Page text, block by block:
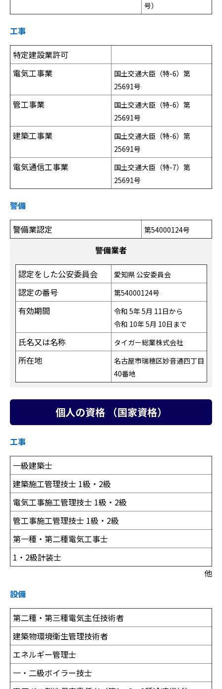
号）
工事
特定建設業許可
電気工事業
国土交通大臣（特-6）第
25691号
管工事業
国土交通大臣（特-6）第
25691号
建築工事業
国土交通大臣（特-6）第
25691号
電気通信工事業
国土交通大臣（特-7）第
25691号
警備
警備業認定
第54000124号
警備業者
認定をした公安委員会
愛知県 公安委員会
認定の番号 第54000124号
有効期間
令和 5年 5月 11日から
令和 10年 5月 10日まで
氏名又は名称 タイガー総業株式会社
所在地
名古屋市瑞穂区妙音通四丁目
40番地
個人の資格 （国家資格）
工事
一級建築士
建築施工管理技士 1級・2級
電気工事施工管理技士 1級・2級
管工事施工管理技士 1級・2級
第一種・第二種電気工事士
1・2級計装士
他
設備
第二種・第三種電気主任技術者
建築物環境衛生管理技術者
エネルギー管理士
一・二級ボイラー技士